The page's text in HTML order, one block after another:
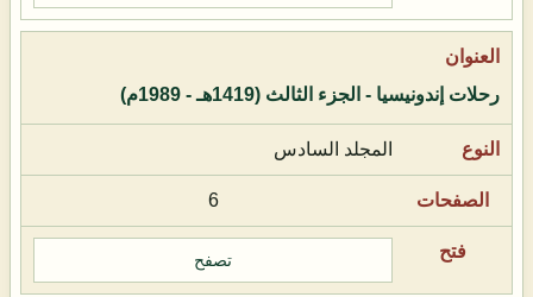
رحلات إندونيسيا - الجزء الثالث (1419هـ - 1989م)
المجلد السادس
6
تصفح